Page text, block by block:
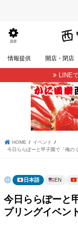
設定
情報提供 開店・閉店
LINE
HOME
イベント
今日ららぽーと甲子園で「俺の
日本語 EN
今日ららぽーと
プリングイベン